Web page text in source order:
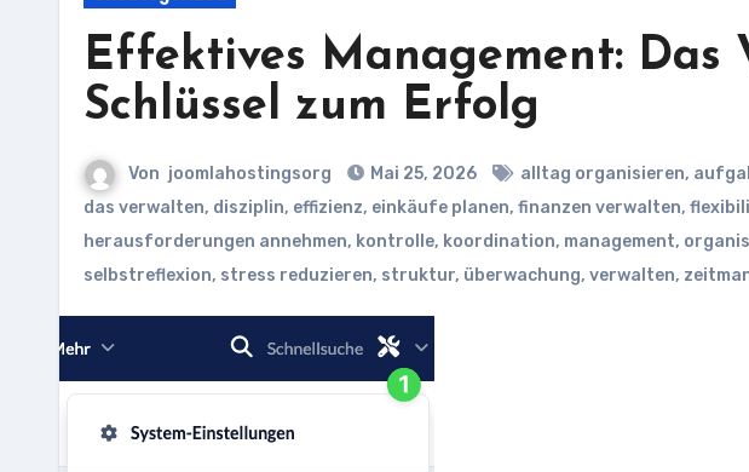
Effektives Management: Das
Schlüssel zum Erfolg
Von joomlahostingsorg Mai 25, 2026 alltag organisieren,
das verwalten, disziplin, effizienz, einkäufe planen, finanzen verwalten,
herausforderungen annehmen, kontrolle, koordination, management,
selbstreflexion, stress reduzieren, struktur, überwachung, verwalten,